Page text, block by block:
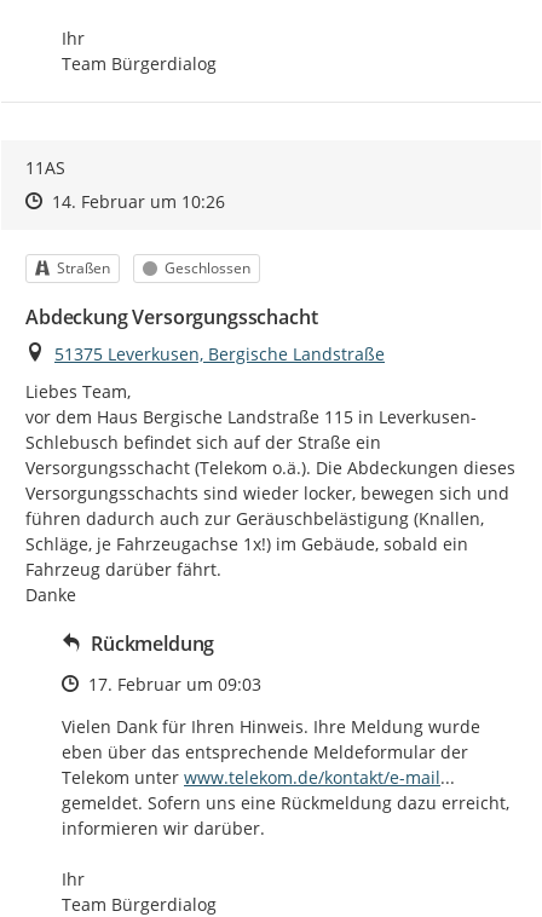
Ihr
Team Bürgerdialog
11AS
Zeitpunkt des Erstellens
Zeitpunkt des Erstellens
14. Februar um 10:26Zur Äußerung
Kategorie
Straßen Status
Geschlossen
Abdeckung Versorgungsschacht
Ort
51375 Leverkusen, Bergische Landstraße
Liebes Team,
vor dem Haus Bergische Landstraße 115 in Leverkusen-
Schlebusch befindet sich auf der Straße ein
Versorgungsschacht (Telekom o.ä.). Die Abdeckungen dieses
Versorgungsschachts sind wieder locker, bewegen sich und
führen dadurch auch zur Geräuschbelästigung (Knallen,
Schläge, je Fahrzeugachse 1x!) im Gebäude, sobald ein
Fahrzeug darüber fährt.
Danke
Rückmeldung
Zeitpunkt des Erstellens
17. Februar um 09:03
Vielen Dank für Ihren Hinweis. Ihre Meldung wurde
eben über das entsprechende Meldeformular der
Telekom unter https://
www.telekom.de/kontakt/e-mail-kontakt/
...
gemeldet. Sofern uns eine Rückmeldung dazu erreicht,
informieren wir darüber.
Ihr
Team Bürgerdialog